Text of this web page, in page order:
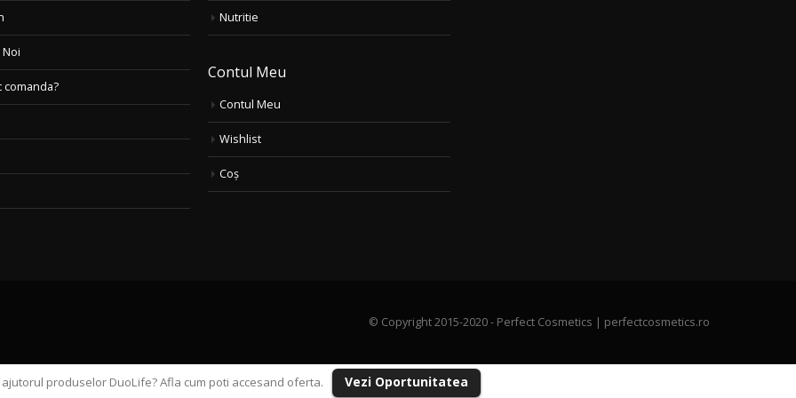
comanda?
Nutritie
Contul Meu
Contul Meu
Wishlist
Coș
© Copyright 2015-2020 - Perfect Cosmetics | perfectcosmetics.ro
produselor DuoLife? Afla cum poti accesand oferta. Vezi Oportunitatea